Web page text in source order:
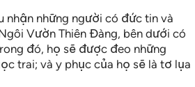
nhận những người có đức tin và
Vườn Thiên Đàng, bên dưới có
đó, họ sẽ được đeo những
trai; và y phục của họ sẽ là tơ lụa